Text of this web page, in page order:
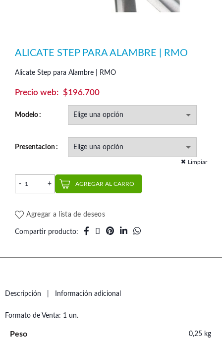
ALICATE STEP PARA ALAMBRE | RMO
Alicate Step para Alambre | RMO
$196.700
Modelo
Presentacion
Limpiar
Alicate Step para Alambre | RMO cantidad
AGREGAR AL CARRO
Agregar a lista de deseos
Compartir producto
Descripción Información adicional
Formato de Venta: 1 un.
Peso 0,25 kg